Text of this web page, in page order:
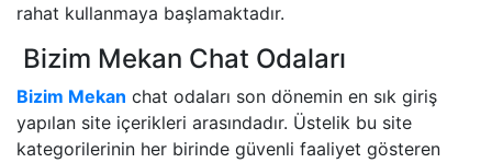
rahat kullanmaya başlamaktadır.
Bizim Mekan Chat Odaları
Bizim Mekan chat odaları son dönemin en sık giriş
yapılan site içerikleri arasındadır. Üstelik bu site
kategorilerinin her birinde güvenli faaliyet gösteren